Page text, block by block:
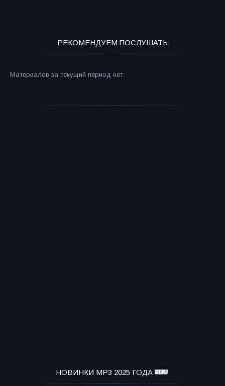
РЕКОМЕНДУЕМ ПОСЛУШАТЬ
Материалов за текущий период нет.
НОВИНКИ MP3 2025 ГОДА